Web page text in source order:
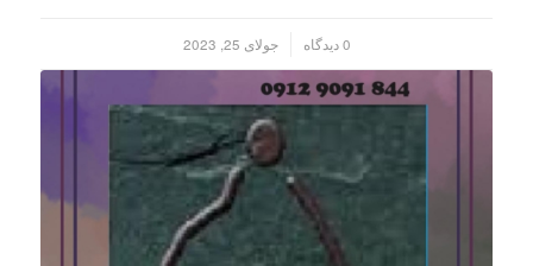
0 دیدگاه جولای 25, 2023